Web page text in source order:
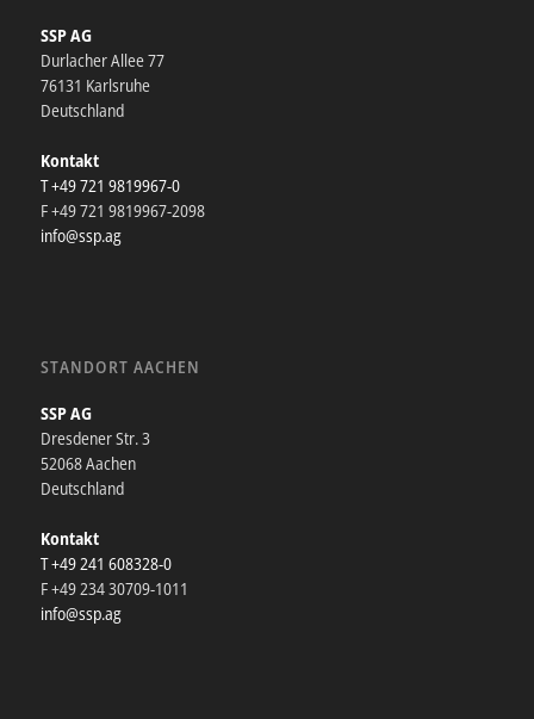
SSP AG
Durlacher Allee 77
76131 Karlsruhe
Deutschland
Kontakt
T +49 721 9819967-0
F +49 721 9819967-2098
info@ssp.ag
STANDORT AACHEN
SSP AG
Dresdener Str. 3
52068 Aachen
Deutschland
Kontakt
T +49 241 608328-0
F +49 234 30709-1011
info@ssp.ag